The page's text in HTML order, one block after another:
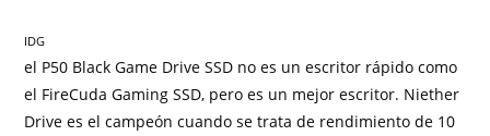
IDG
el P50 Black Game Drive SSD no es un escritor rápido como
el FireCuda Gaming SSD, pero es un mejor escritor. Niether
Drive es el campeón cuando se trata de rendimiento de 10